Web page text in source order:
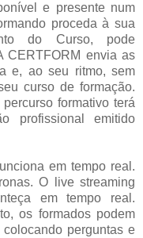
e presente num
proceda à sua
do Curso, pode
CERTFORM envia as
e, ao seu ritmo, sem
curso de formação.
formativo terá
profissional emitido
em tempo real.
O live streaming
em tempo real.
os formados podem
perguntas e